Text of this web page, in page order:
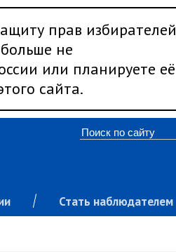
прав избирателей
не
или планируете её
сайта.
Стать наблюдателем